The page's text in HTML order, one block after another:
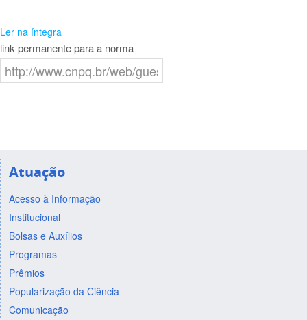
Ler na íntegra
link permanente para a norma
Atuação
Acesso à Informação
Institucional
Bolsas e Auxílios
Programas
Prêmios
Popularização da Ciência
Comunicação